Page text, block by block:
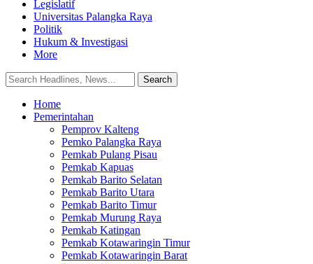
Legislatif
Universitas Palangka Raya
Politik
Hukum & Investigasi
More
Home
Pemerintahan
Pemprov Kalteng
Pemko Palangka Raya
Pemkab Pulang Pisau
Pemkab Kapuas
Pemkab Barito Selatan
Pemkab Barito Utara
Pemkab Barito Timur
Pemkab Murung Raya
Pemkab Katingan
Pemkab Kotawaringin Timur
Pemkab Kotawaringin Barat